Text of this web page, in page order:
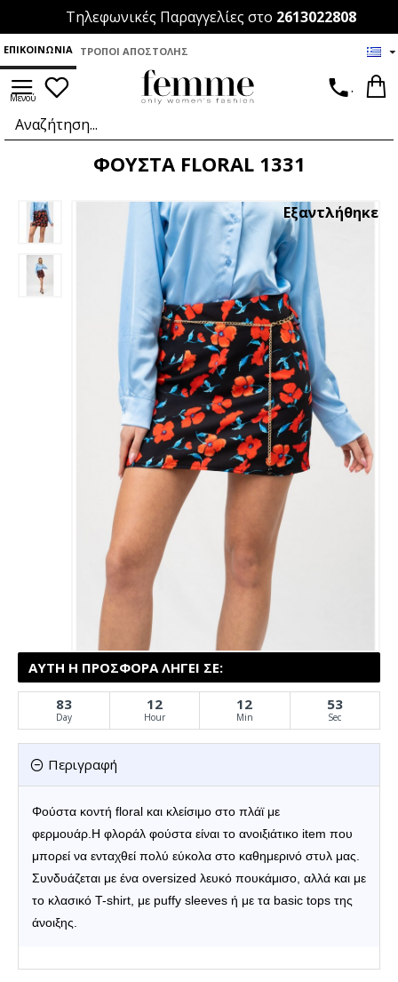
Τηλεφωνικές Παραγγελίες στο 2613022808
ΕΠΙΚΟΙΝΩΝΊΑ ΤΡΌΠΟΙ ΑΠΟΣΤΟΛΉΣ
.
ΦΟΥΣΤΑ FLORAL 1331
Εξαντλήθηκε
Περιγραφή
Φούστα κοντή floral και κλείσιμο στο πλάϊ με
φερμουάρ. Η φλοράλ φούστα είναι το ανοιξιάτικο item που
μπορεί να ενταχθεί πολύ εύκολα στο καθημερινό στυλ μας.
Συνδυάζεται με ένα oversized λευκό πουκάμισο, αλλά και με
το κλασικό T-shirt, με puffy sleeves ή με τα basic tops της
άνοιξης.
ΑΥΤΉ Η ΠΡΟΣΦΟΡΆ ΛΉΓΕΙ ΣΕ:
83
Day
12
Hour
12
Min
53
Sec